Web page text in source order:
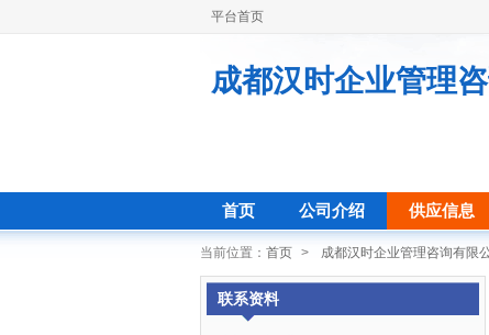
平台首页
成都汉时企业管理
首页 公司介绍 供应信息
当前位置： 首页 > 成都汉时企业管理咨询有限
联系资料